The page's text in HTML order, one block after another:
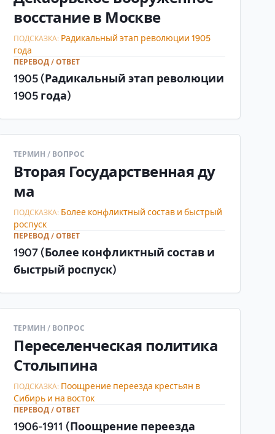
восстание в Москве
ПОДСКАЗКА: Радикальный этап революции 1905
года
ПЕРЕВОД / ОТВЕТ
1905 (Радикальный этап революции
1905 года)
ТЕРМИН / ВОПРОС
Вторая Государственная ду
ма
ПОДСКАЗКА: Более конфликтный состав и быстрый
роспуск
ПЕРЕВОД / ОТВЕТ
1907 (Более конфликтный состав и
быстрый роспуск)
ТЕРМИН / ВОПРОС
Переселенческая политика
Столыпина
ПОДСКАЗКА: Поощрение переезда крестьян в
Сибирь и на восток
ПЕРЕВОД / ОТВЕТ
1906-1911 (Поощрение переезда